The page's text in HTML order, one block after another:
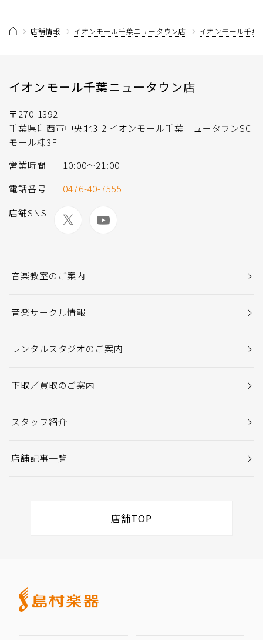
店舗情報 イオンモール千葉ニュータウン店 イオンモール千葉
イオンモール千葉ニュータウン店
〒270-1392
千葉県印西市中央北3-2 イオンモール千葉ニュータウンSC
モール棟3F
営業時間
10:00〜21:00
電話番号
0476-40-7555
店舗SNS
音楽教室のご案内
音楽サークル情報
レンタルスタジオのご案内
下取／買取のご案内
スタッフ紹介
店舗記事一覧
店舗TOP